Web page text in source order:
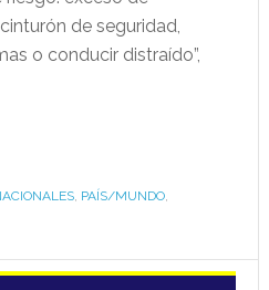
de seguridad,
o conducir distraído”,
, PAÍS/MUNDO,